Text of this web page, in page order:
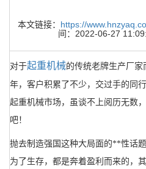
本文链接： https://
间：2022-06-27
对于起重机械的传统老牌生产厂家
年，客户积累了不少，交过手的同
起重机械市场，虽谈不上阅历无数
吧！
抛去制造强国这种大局面的**性话
为了生存，都是奔着盈利而来的，